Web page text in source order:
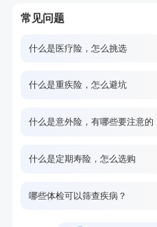
常见问题
什么是医疗险，怎么挑选
什么是重疾险，怎么避坑
什么是意外险，有哪些要注意的
什么是定期寿险，怎么选购
哪些体检可以筛查疾病？